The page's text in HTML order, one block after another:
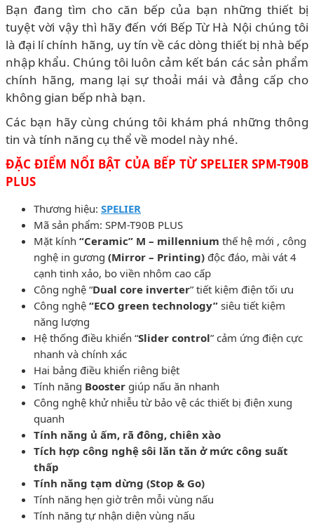
Bạn đang tìm cho căn bếp của bạn những thiết bị
tuyệt vời vậy thì hãy đến với Bếp Từ Hà Nội chúng tôi
là đại lí chính hãng, uy tín về các dòng thiết bị nhà bếp
nhập khẩu. Chúng tôi luôn cảm kết bán các sản phẩm
chính hãng, mang lại sự thoải mái và đẳng cấp cho
không gian bếp nhà bạn.
Các bạn hãy cùng chúng tôi khám phá những thông
tin và tính năng cụ thể về model này nhé.
ĐẶC ĐIỂM NỔI BẬT CỦA BẾP TỪ SPELIER SPM-T90B
PLUS
Thương hiệu: SPELIER
Mã sản phẩm: SPM-T90B PLUS
Mặt kính “Ceramic” M – millennium thế hệ mới , công
nghệ in gương (Mirror – Printing) độc đáo, mài vát 4
cạnh tinh xảo, bo viền nhôm cao cấp
Công nghệ “Dual core inverter” tiết kiệm điện tối ưu
Công nghệ “ECO green technology” siêu tiết kiệm
năng lượng
Hệ thống điều khiển “Slider control” cảm ứng điện cực
nhanh và chính xác
Hai bảng điều khiển riêng biệt
Tính năng Booster giúp nấu ăn nhanh
Công nghệ khử nhiễu từ bảo vệ các thiết bị điện xung
quanh
Tính năng ủ ấm, rã đông, chiên xào
Tích hợp công nghệ sôi lăn tăn ở mức công suất
thấp
Tính năng tạm dừng (Stop & Go)
Tính năng hẹn giờ trên mỗi vùng nấu
Tính năng tự nhận diện vùng nấu